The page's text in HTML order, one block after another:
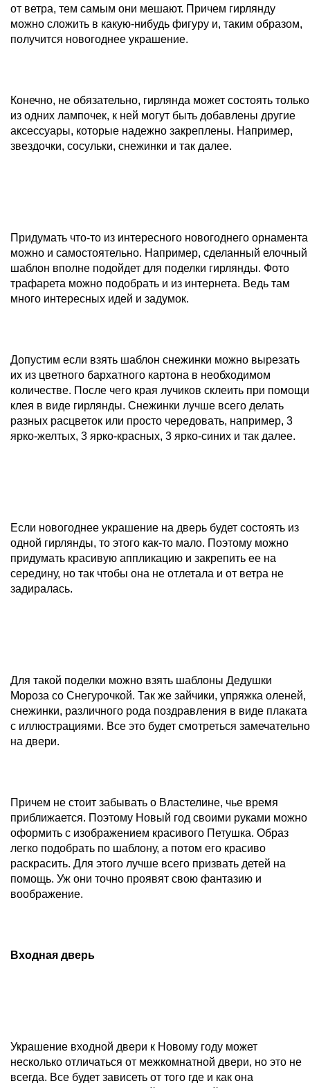
от ветра, тем самым они мешают. Причем гирлянду
можно сложить в какую-нибудь фигуру и, таким образом,
получится новогоднее украшение.
Конечно, не обязательно, гирлянда может состоять только
из одних лампочек, к ней могут быть добавлены другие
аксессуары, которые надежно закреплены. Например,
звездочки, сосульки, снежинки и так далее.
Придумать что-то из интересного новогоднего орнамента
можно и самостоятельно. Например, сделанный елочный
шаблон вполне подойдет для поделки гирлянды. Фото
трафарета можно подобрать и из интернета. Ведь там
много интересных идей и задумок.
Допустим если взять шаблон снежинки можно вырезать
их из цветного бархатного картона в необходимом
количестве. После чего края лучиков склеить при помощи
клея в виде гирлянды. Снежинки лучше всего делать
разных расцветок или просто чередовать, например, 3
ярко-желтых, 3 ярко-красных, 3 ярко-синих и так далее.
Если новогоднее украшение на дверь будет состоять из
одной гирлянды, то этого как-то мало. Поэтому можно
придумать красивую аппликацию и закрепить ее на
середину, но так чтобы она не отлетала и от ветра не
задиралась.
Для такой поделки можно взять шаблоны Дедушки
Мороза со Снегурочкой. Так же зайчики, упряжка оленей,
снежинки, различного рода поздравления в виде плаката
с иллюстрациями. Все это будет смотреться замечательно
на двери.
Причем не стоит забывать о Властелине, чье время
приближается. Поэтому Новый год своими руками можно
оформить с изображением красивого Петушка. Образ
легко подобрать по шаблону, а потом его красиво
раскрасить. Для этого лучше всего призвать детей на
помощь. Уж они точно проявят свою фантазию и
воображение.
Входная дверь
Украшение входной двери к Новому году может
несколько отличаться от межкомнатной двери, но это не
всегда. Все будет зависеть от того где и как она